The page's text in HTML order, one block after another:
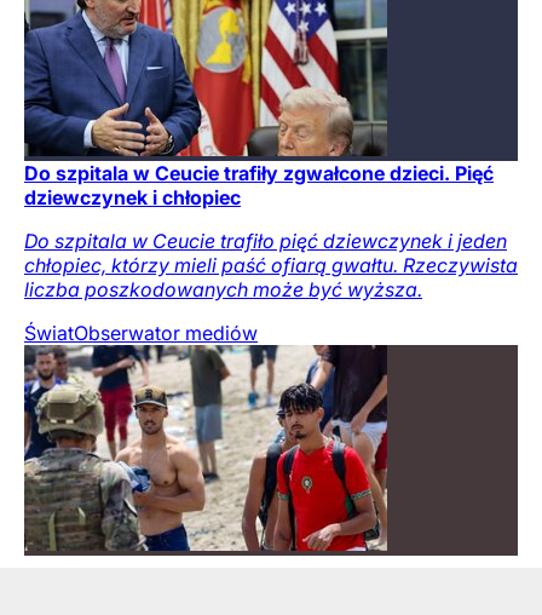
Do szpitala w Ceucie trafiły zgwałcone dzieci. Pięć
dziewczynek i chłopiec
Do szpitala w Ceucie trafiło pięć dziewczynek i jeden
chłopiec, którzy mieli paść ofiarą gwałtu. Rzeczywista
liczba poszkodowanych może być wyższa.
ŚwiatObserwator mediów